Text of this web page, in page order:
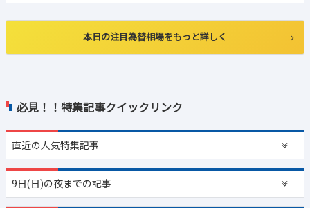
必見！！特集記事クイックリンク
直近の人気特集記事
9日(日)の夜までの記事
本日の注目為替相場をもっと詳しく